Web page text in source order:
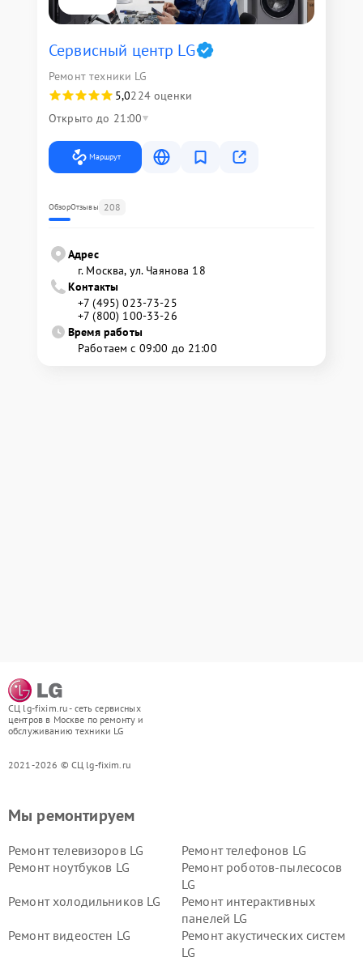
Сервисный центр LG
Ремонт техники LG
5,0224 оценки
Открыто до 21:00
Маршрут
ОбзорОтзывы 208
Адрес
г. Москва, ул. Чаянова 18
Контакты
+7 (495) 023-73-25
+7 (800) 100-33-26
Время работы
Работаем с 09:00 до 21:00
СЦ lg-fixim.ru - сеть сервисных
центров в Москве по ремонту и
обслуживанию техники LG
2021-2026 © СЦ lg-fixim.ru
Мы ремонтируем
Ремонт телевизоров LG
Ремонт телефонов LG
Ремонт ноутбуков LG
Ремонт роботов-пылесосов
LG
Ремонт холодильников LG
Ремонт интерактивных
панелей LG
Ремонт видеостен LG
Ремонт акустических систем
LG